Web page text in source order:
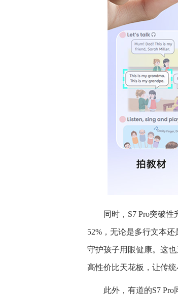
同时，S7 Pro突破性
52%，无论是多行文本
守护孩子用眼健康。这
高性价比天花板，让传统
此外，有道的S7